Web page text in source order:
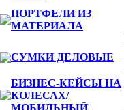
ПОРТФЕЛИ ИЗ
МАТЕРИАЛА
СУМКИ ДЕЛОВЫЕ
БИЗНЕС-КЕЙСЫ НА
КОЛЕСАХ/
МОБИЛЬНЫЙ